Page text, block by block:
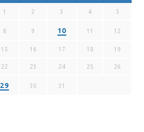
1 2 3 4 5
8 9 10 11 12
15 16 17 18 19
22 23 24 25 26
29 30 31